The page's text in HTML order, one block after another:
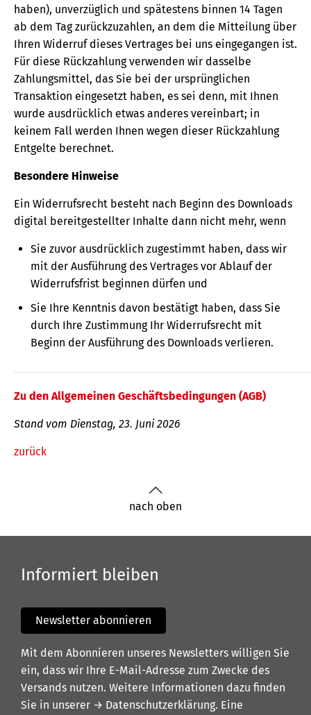
haben), unverzüglich und spätestens binnen 14 Tagen
ab dem Tag zurückzuzahlen, an dem die Mitteilung über
Ihren Widerruf dieses Vertrages bei uns eingegangen ist.
Für diese Rückzahlung verwenden wir dasselbe
Zahlungsmittel, das Sie bei der ursprünglichen
Transaktion eingesetzt haben, es sei denn, mit Ihnen
wurde ausdrücklich etwas anderes vereinbart; in
keinem Fall werden Ihnen wegen dieser Rückzahlung
Entgelte berechnet.
Besondere Hinweise
Ein Widerrufsrecht besteht nach Beginn des Downloads
digital bereitgestellter Inhalte dann nicht mehr, wenn
Sie zuvor ausdrücklich zugestimmt haben, dass wir
mit der Ausführung des Vertrages vor Ablauf der
Widerrufsfrist beginnen dürfen und
Sie Ihre Kenntnis davon bestätigt haben, dass Sie
durch Ihre Zustimmung Ihr Widerrufsrecht mit
Beginn der Ausführung des Downloads verlieren.
Zu den Allgemeinen Geschäftsbedingungen (AGB)
Stand vom Dienstag, 23. Juni 2026
zurück
nach oben
Informiert bleiben
Newsletter abonnieren
Mit dem Abonnieren unseres Newsletters willigen Sie
ein, dass wir Ihre E-Mail-Adresse zum Zwecke des
Versands nutzen. Weitere Informationen dazu finden
Sie in unserer → Datenschutzerklärung. Eine